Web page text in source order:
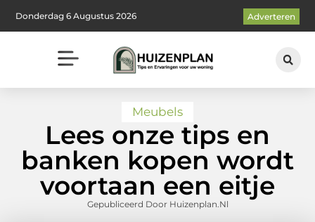
Donderdag 6 Augustus 2026 Adverteren
Meubels
Lees onze tips en
banken kopen wordt
voortaan een eitje
Gepubliceerd Door Huizenplan.nl